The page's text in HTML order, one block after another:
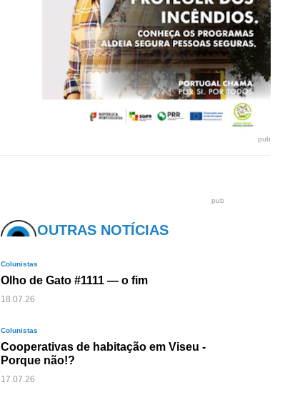
pub
pub
OUTRAS NOTÍCIAS
Colunistas
Olho de Gato #1111 — o fim
18.07.26
Colunistas
Cooperativas de habitação em Viseu -
Porque não!?
17.07.26